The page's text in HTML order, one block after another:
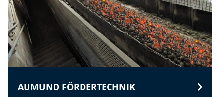
AUMUND FÖRDERTECHNIK